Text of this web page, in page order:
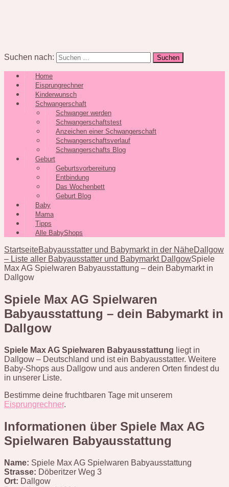
Suchen nach:
Home
Eisprungrechner
Kinderwunsch
Schwangerschaft
Schwanger werden
Schwangerschaftstest
Anzeichen einer Schwangerschaft
Schwangerschaftsverlauf
Schwangerschafts Blog
Geburt
Geburtsvorbereitung
Entbindung
Das Wochenbett
Geburt Blog
Baby
Mama
Tipps
Alle BabyShops
StartseiteBabyausstatter und Babymarkt in der NäheDallgow
– Liste aller Babyausstatter und Babymarkt DallgowSpiele
Max AG Spielwaren Babyausstattung – dein Babymarkt in
Dallgow
Spiele Max AG Spielwaren
Babyausstattung – dein Babymarkt in
Dallgow
Spiele Max AG Spielwaren Babyausstattung liegt in
Dallgow – Deutschland und ist ein Babyausstatter. Weitere
Baby-Shops aus Dallgow und aus anderen Orten findest du
in unserer Liste.
Bestimme deine fruchtbaren Tage mit unserem
Eisprungrechner.
Informationen über Spiele Max AG
Spielwaren Babyausstattung
Name: Spiele Max AG Spielwaren Babyausstattung
Strasse: Döberitzer Weg 3
Ort: Dallgow